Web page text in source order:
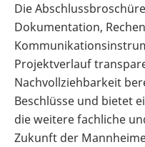
Die
Dokumentation,
Projektverlauf
Nachvollziehbarkeit
Beschlüsse und bietet
die weitere fachliche
Zukunft der